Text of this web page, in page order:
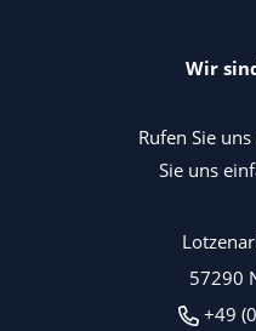
Wir
Rufen Sie
Sie uns
57290
+49